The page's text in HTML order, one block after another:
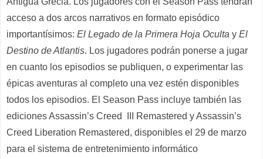
acceso a dos arcos narrativos en formato episódico
importantísimos: El Legado de la Primera Hoja Oculta y El
Destino de Atlantis. Los jugadores podrán ponerse a jugar
en cuanto los episodios se publiquen, o experimentar las
épicas aventuras al completo una vez estén disponibles
todos los episodios. El Season Pass incluye también las
ediciones Assassin’s Creed
III Remastered y Assassin’s
Creed Liberation Remastered, disponibles el 29 de marzo
para el sistema de entretenimiento informático